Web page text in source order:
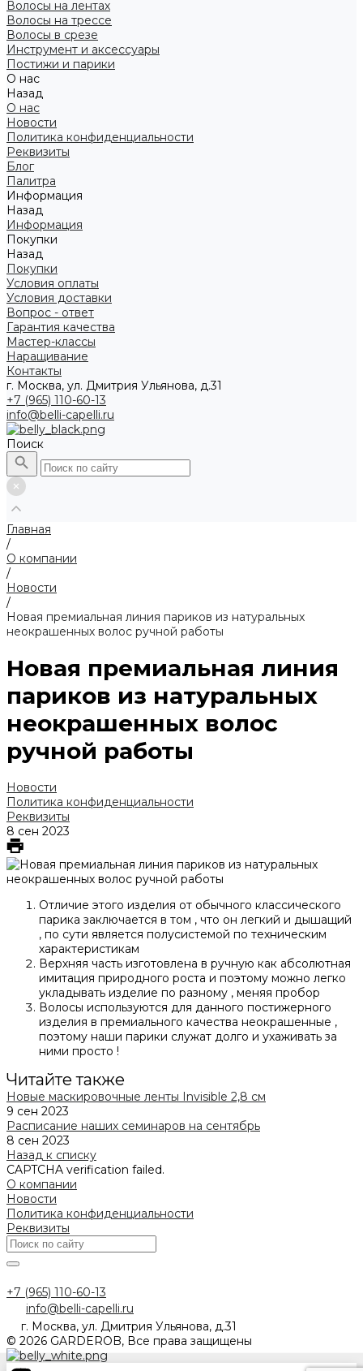
Волосы на лентах
Волосы на трессе
Волосы в срезе
Инструмент и аксессуары
Постижи и парики
О нас
Назад
О нас
Новости
Политика конфиденциальности
Реквизиты
Блог
Палитра
Информация
Назад
Информация
Покупки
Назад
Покупки
Условия оплаты
Условия доставки
Вопрос - ответ
Гарантия качества
Мастер-классы
Наращивание
Контакты
г. Москва, ул. Дмитрия Ульянова, д.31
+7 (965) 110-60-13
info@belli-capelli.ru
Поиск
Главная
/
О компании
/
Новости
/
Новая премиальная линия париков из натуральных
неокрашенных волос ручной работы
Новая премиальная линия
париков из натуральных
неокрашенных волос
ручной работы
Новости
Политика конфиденциальности
Реквизиты
8 сен 2023
Отличие этого изделия от обычного классического
парика заключается в том , что он легкий и дышащий
, по сути является полусистемой по техническим
характеристикам
Верхняя часть изготовлена в ручную как абсолютная
имитация природного роста и поэтому можно легко
укладывать изделие по разному , меняя пробор
Волосы используются для данного постижерного
изделия в премиального качества неокрашенные ,
поэтому наши парики служат долго и ухаживать за
ними просто !
Читайте также
Новые маскировочные ленты Invisible 2,8 cм
9 сен 2023
Расписание наших семинаров на сентябрь
8 сен 2023
Назад к списку
CAPTCHA verification failed.
О компании
Новости
Политика конфиденциальности
Реквизиты
+7 (965) 110-60-13
info@belli-capelli.ru
г. Москва, ул. Дмитрия Ульянова, д.31
© 2026 GARDEROB, Все права защищены